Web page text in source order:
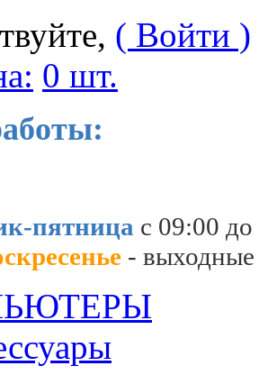
( Войти )
0 шт.
пятница с 09:00
- выходные